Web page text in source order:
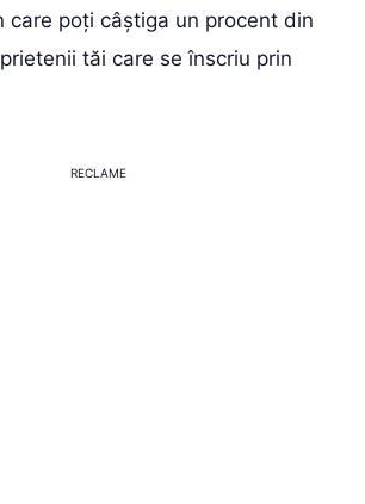
care poți câștiga un procent din
tăi care se înscriu prin
RECLAME